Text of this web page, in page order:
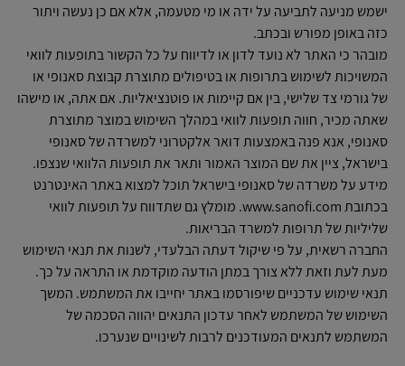
ישמש מניעה לתביעה על ידה או מי מטעמה, אלא אם כן נעשה ויתור
כזה באופן מפורש ובכתב.
מובהר כי האתר לא נועד לדון או לדיווח על כל הקשור בתופעות לוואי
המשויכות לשימוש בתרופות או בטיפולים מתוצרת קבוצת סאנופי או
של גורמי צד שלישי, בין אם קיימות או פוטנציאליות. אם אתה, או מישהו
שאתה מכיר, חווה תופעות לוואי במהלך השימוש במוצר מתוצרת
סאנופי, אנא פנה באמצעות דואר אלקטרוני למשרדה של סאנופי
בישראל, ציין את שם המוצר האמור ותאר את תופעות הלוואי שנצפו.
מידע על משרדה של סאנופי בישראל תוכל למצוא באתר האינטרנט
בכתובת www.sanofi.com. מומלץ גם שתדווח על תופעות לוואי
שליליות של תרופות למשרד הבריאות.
החברה רשאית, על פי שיקול דעתה הבלעדי, לשנות את תנאי השימוש
מעת לעת וזאת ללא צורך במתן הודעה מוקדמת או התראה על כך.
תנאי שימוש עדכניים שיפורסמו באתר יחייבו את המשתמש. המשך
השימוש של המשתמש לאחר עדכון התנאים יהווה הסכמה של
המשתמש לתנאים המעודכנים לרבות לשינויים שנערכו.